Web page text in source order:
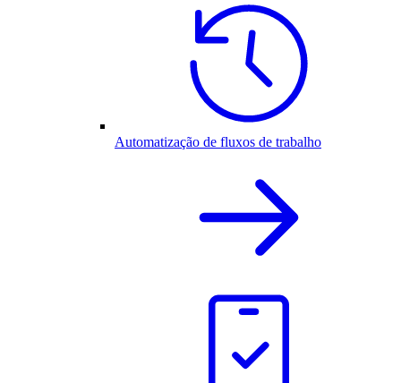
Automatização de fluxos de trabalho